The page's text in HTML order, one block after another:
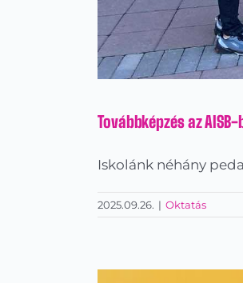
Továbbképzés az AISB-
Iskolánk néhány
2025.09.26. | Oktatás